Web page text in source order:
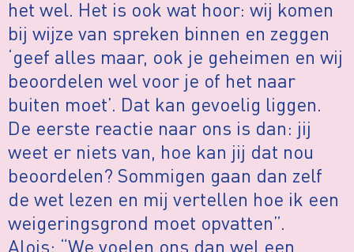
het wel. Het is ook wat hoor: wij komen
bij wijze van spreken binnen en zeggen
‘geef alles maar, ook je geheimen en wij
beoordelen wel voor je of het naar
buiten moet’. Dat kan gevoelig liggen.
De eerste reactie naar ons is dan: jij
weet er niets van, hoe kan jij dat nou
beoordelen? Sommigen gaan dan zelf
de wet lezen en mij vertellen hoe ik een
weigeringsgrond moet opvatten”.
Alois: “We voelen ons dan wel een